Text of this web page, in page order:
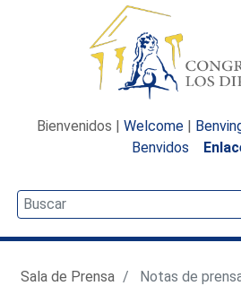
Bienvenidos | Welcome |
Benvidos
Sala de Prensa Notas de